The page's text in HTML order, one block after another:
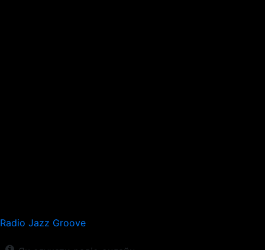
Radio Jazz Groove